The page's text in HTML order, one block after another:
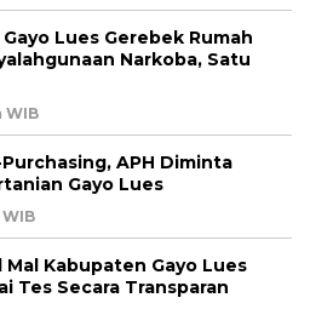
Lues Gerebek Rumah
Narkoba, Satu
WIB
APH Diminta
Gayo Lues
WIB
Kabupaten Gayo Lues
Tes Secara Transparan